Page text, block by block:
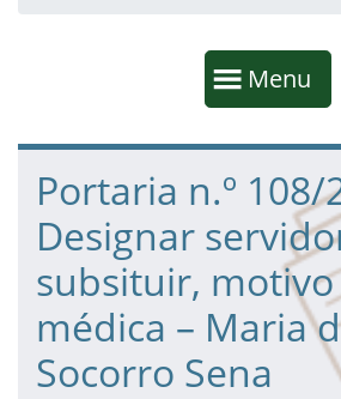
Mostrar
Menu
Fim da navegação
Início do conteúdo
Portaria n.º 108/
Designar
subsituir,
médica – Maria
Socorro Sena